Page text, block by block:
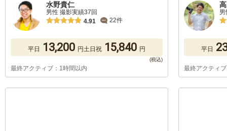
水野貴仁
男性 撮影実績37回
4.91
22件
平日 13,200 円土日祝 15,840 円
最終アクティブ：1時間以内
平日
最終アクティ